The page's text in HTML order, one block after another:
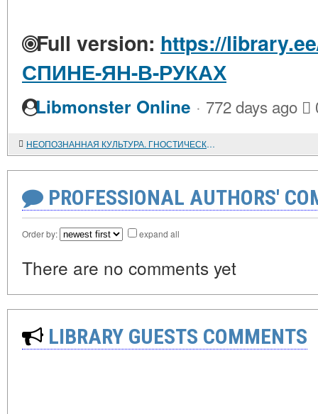
Full version: https://
СПИНЕ-ЯН-В-РУКАХ
Libmonster Online · 772 days ago
НЕОПОЗНАННАЯ КУЛЬТУРА. ГНОСТИЧЕСКИЕ КОРНИ ПОСТСОВРЕМЕННОСТИ
PROFESSIONAL AUTHORS'
Order by: expand all
There are no comments yet
LIBRARY GUESTS COMMENTS